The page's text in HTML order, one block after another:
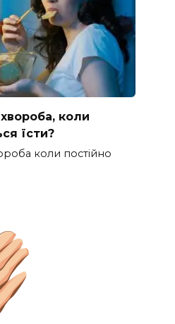
коли
їсти?
коли постійно